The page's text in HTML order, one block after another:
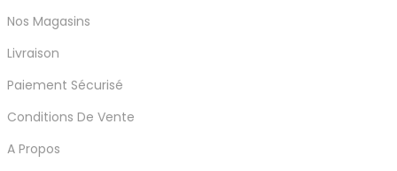
Nos Magasins
Livraison
Paiement Sécurisé
Conditions De Vente
A Propos